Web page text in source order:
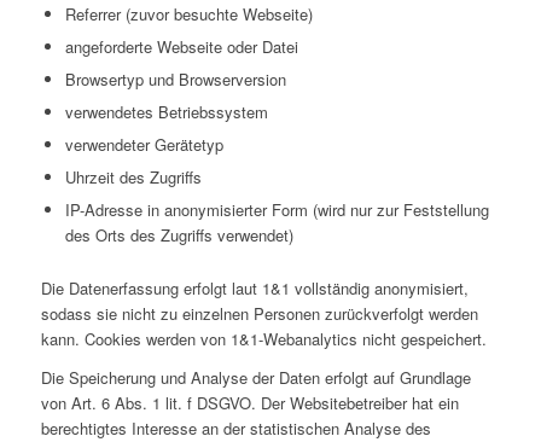
Referrer (zuvor besuchte Webseite)
angeforderte Webseite oder Datei
Browsertyp und Browserversion
verwendetes Betriebssystem
verwendeter Gerätetyp
Uhrzeit des Zugriffs
IP-Adresse in anonymisierter Form (wird nur zur Feststellung
des Orts des Zugriffs verwendet)
Die Datenerfassung erfolgt laut 1&1 vollständig anonymisiert,
sodass sie nicht zu einzelnen Personen zurückverfolgt werden
kann. Cookies werden von 1&1-Webanalytics nicht gespeichert.
Die Speicherung und Analyse der Daten erfolgt auf Grundlage
von Art. 6 Abs. 1 lit. f DSGVO. Der Websitebetreiber hat ein
berechtigtes Interesse an der statistischen Analyse des